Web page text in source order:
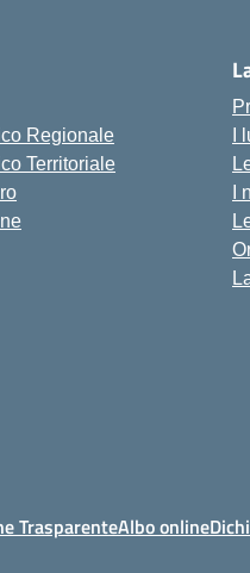
Regionale
Territoriale
I
TrasparenteAlbo online